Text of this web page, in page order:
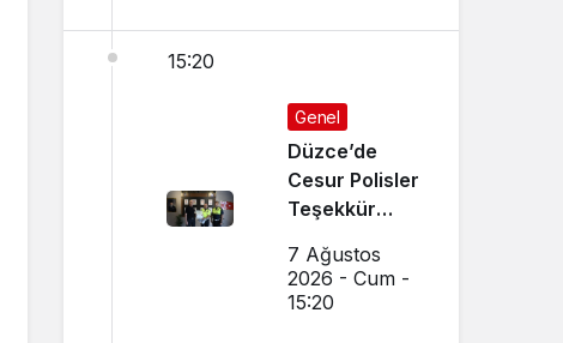
15:20
Genel
Düzce’de
Cesur Polisler
Teşekkür
7 Ağustos
2026 - Cum -
15:20